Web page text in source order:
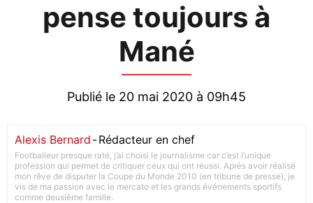
pense toujours à
Mané
Publié le 20 mai 2020 à 09h45
Alexis Bernard -Rédacteur en chef
Footballeur presque raté, j’ai choisi le journalisme car c’est l’unique
profession qui permet de critiquer ceux qui ont réussi. Après avoir réalisé
mon rêve de disputer la Coupe du Monde 2010 (en tribune de presse), je
vis de ma passion avec le mercato et les grands événements sportifs
comme deuxième famille.